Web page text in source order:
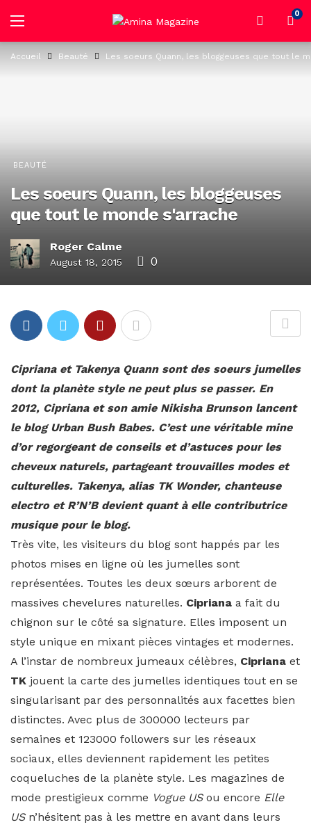
0
Accueil Beauté Les soeurs Quann, les bloggeuses que tout le
BEAUTÉ
Les soeurs Quann, les bloggeuses
que tout le monde s'arrache
Roger Calme
August 18, 2015 0
Cipriana et Takenya Quann sont des soeurs jumelles
dont la planète style ne peut plus se passer. En
2012, Cipriana et son amie Nikisha Brunson lancent
le blog Urban Bush Babes. C’est une véritable mine
d’or regorgeant de conseils et d’astuces pour les
cheveux naturels, partageant trouvailles modes et
culturelles. Takenya, alias TK Wonder, chanteuse
electro et R’N’B devient quant à elle contributrice
musique pour le blog.
Très vite, les visiteurs du blog sont happés par les
photos mises en ligne où les jumelles sont
représentées. Toutes les deux sœurs arborent de
massives chevelures naturelles. Cipriana a fait du
chignon sur le côté sa signature. Elles imposent un
style unique en mixant pièces vintages et modernes.
A l’instar de nombreux jumeaux célèbres, Cipriana et
TK jouent la carte des jumelles identiques tout en se
singularisant par des personnalités aux facettes bien
distinctes. Avec plus de 300000 lecteurs par
semaines et 123000 followers sur les réseaux
sociaux, elles deviennent rapidement les petites
coqueluches de la planète style. Les magazines de
mode prestigieux comme Vogue USou encore Elle
USn’hésitent pas à les mettre en avant dans leurs